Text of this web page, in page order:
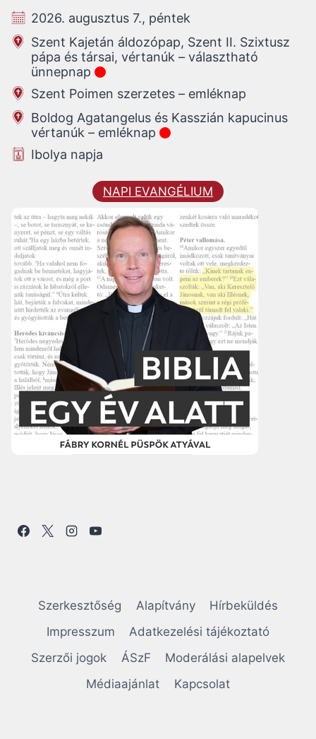
2026. augusztus 7., péntek
Szent Kajetán áldozópap, Szent II. Szixtusz
pápa és társai, vértanúk – választható
ünnepnap
Szent Poimen szerzetes – emléknap
Boldog Agatangelus és Kasszián kapucinus
vértanúk – emléknap
Ibolya napja
NAPI EVANGÉLIUM
Szerkesztőség Alapítvány
Hírbeküldés
Impresszum
Adatkezelési tájékoztató
Szerzői jogok
ÁSzF
Moderálási alapelvek
Médiaajánlat
Kapcsolat